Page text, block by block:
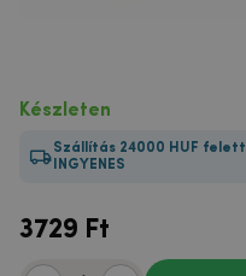
Készleten
Szállítás 24000 HUF felett
INGYENES
3729 Ft